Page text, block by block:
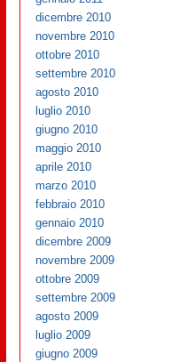
dicembre 2010
novembre 2010
ottobre 2010
settembre 2010
agosto 2010
luglio 2010
giugno 2010
maggio 2010
aprile 2010
marzo 2010
febbraio 2010
gennaio 2010
dicembre 2009
novembre 2009
ottobre 2009
settembre 2009
agosto 2009
luglio 2009
giugno 2009